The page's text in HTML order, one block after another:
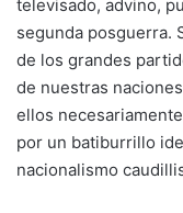
televisado, advino,
segunda posguerra.
de los grandes
de nuestras
ellos
por un batiburrillo
nacionalismo